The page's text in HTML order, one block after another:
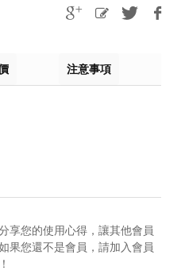
注意事項
享您的使用心得，讓其他會員
果您還不是會員，請加入會員